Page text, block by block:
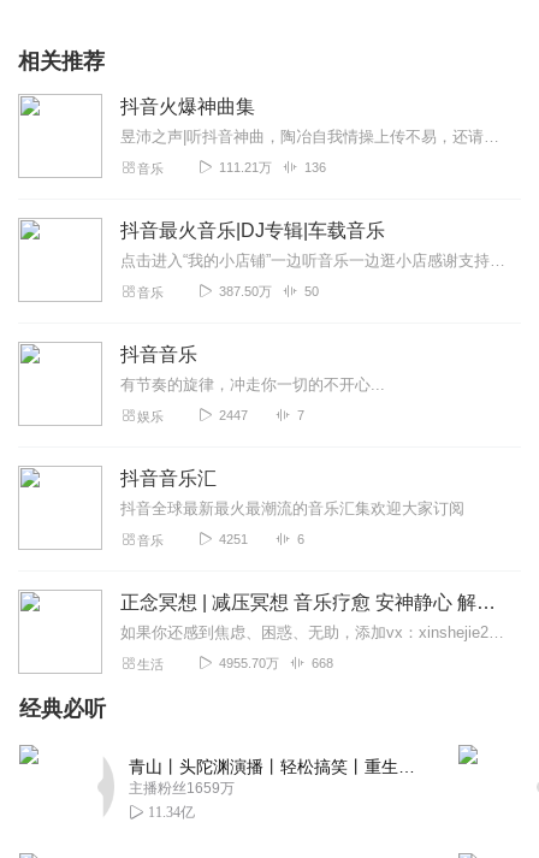
非常好听！！！！！！😊😊😊😊😊😊
小甜瓜_0f
好多不火的歌，，,,
相关推荐
抖音火爆神曲集
昱沛之声|听抖音神曲，陶冶自我情操上传不易，还请多点赞订阅关注，如有喜欢的歌曲也欢迎留言，后续给大家持续更新!所有资源均来自网络，所有著作权归原作者所有，...
音乐 111.21万 136
抖音最火音乐|DJ专辑|车载音乐
点击进入“我的小店铺”一边听音乐一边逛小店感谢支持！关注微信“唐厦科技”公众号，每天领外卖红包！每天更新好听的抖音热门音乐，欢迎关注！抖音DJ，抖音歌曲，抖音最...
音乐 387.50万 50
抖音音乐
有节奏的旋律，冲走你一切的不开心...
娱乐 2447 7
抖音音乐汇
抖音全球最新最火最潮流的音乐汇集欢迎大家订阅
音乐 4251 6
正念冥想 | 减压冥想 音乐疗愈 安神静心 解郁降噪
如果你还感到焦虑、困惑、无助，添加vx：xinshejie2018、vx公众号：宣萱心伴，与主播宣萱开启心灵交流之旅，共建温暖的精神家园！如果你喜欢我的内容，请...
生活 4955.70万 668
经典必听
主播粉丝1659万
11.34亿